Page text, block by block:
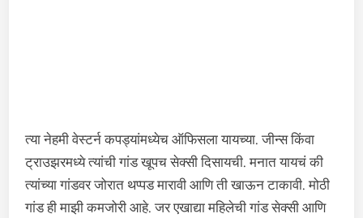
त्या नेहमी वेस्टर्न कपड्यांमध्येच ऑफिसला यायच्या. जीन्स किंवा
ट्राउझरमध्ये त्यांची गांड खूपच सेक्सी दिसायची. मनात यायचं की
त्यांच्या गांडवर जोरात थप्पड मारावी आणि ती खाऊन टाकावी. मोठी
गांड ही माझी कमजोरी आहे. जर एखाद्या महिलेची गांड सेक्सी आणि